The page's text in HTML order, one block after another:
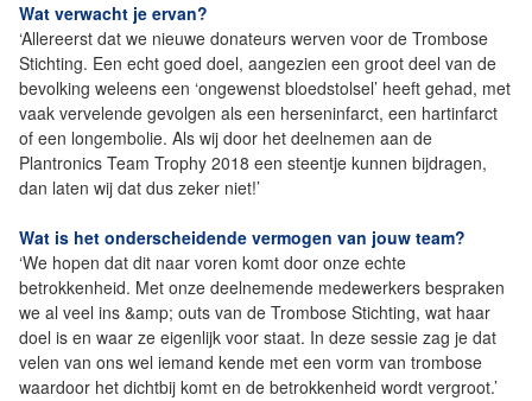
Wat verwacht je ervan?
‘Allereerst dat we nieuwe donateurs werven voor de Trombose
Stichting. Een echt goed doel, aangezien een groot deel van de
bevolking weleens een ‘ongewenst bloedstolsel’ heeft gehad, met
vaak vervelende gevolgen als een herseninfarct, een hartinfarct
of een longembolie. Als wij door het deelnemen aan de
Plantronics Team Trophy 2018 een steentje kunnen bijdragen,
dan laten wij dat dus zeker niet!’
Wat is het onderscheidende vermogen van jouw team?
‘We hopen dat dit naar voren komt door onze echte
betrokkenheid. Met onze deelnemende medewerkers bespraken
we al veel ins &amp; outs van de Trombose Stichting, wat haar
doel is en waar ze eigenlijk voor staat. In deze sessie zag je dat
velen van ons wel iemand kende met een vorm van trombose
waardoor het dichtbij komt en de betrokkenheid wordt vergroot.’